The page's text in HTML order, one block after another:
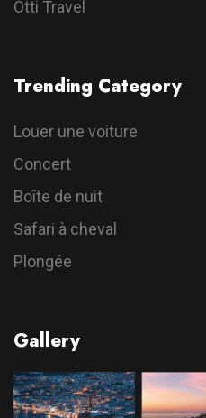
Otti Travel
Trending Category
Louer une voiture
Concert
Boîte de nuit
Safari à cheval
Plongée
Gallery